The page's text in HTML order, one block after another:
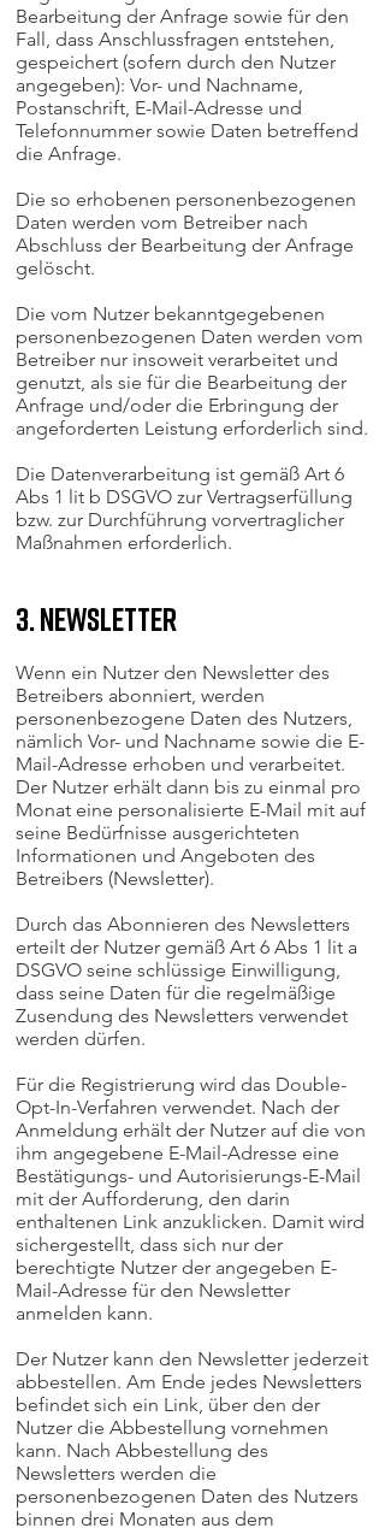
Bearbeitung der Anfrage sowie für den
Fall, dass Anschlussfragen entstehen,
gespeichert (sofern durch den Nutzer
angegeben): Vor- und Nachname,
Postanschrift, E-Mail-Adresse und
Telefonnummer sowie Daten betreffend
die Anfrage.
Die so erhobenen personenbezogenen
Daten werden vom Betreiber nach
Abschluss der Bearbeitung der Anfrage
gelöscht.
Die vom Nutzer bekanntgegebenen
personenbezogenen Daten werden vom
Betreiber nur insoweit verarbeitet und
genutzt, als sie für die Bearbeitung der
Anfrage und/oder die Erbringung der
angeforderten Leistung erforderlich sind.
Die Datenverarbeitung ist gemäß Art 6
Abs 1 lit b DSGVO zur Vertragserfüllung
bzw. zur Durchführung vorvertraglicher
Maßnahmen erforderlich.
3. Newsletter
Wenn ein Nutzer den Newsletter des
Betreibers abonniert, werden
personenbezogene Daten des Nutzers,
nämlich Vor- und Nachname sowie die E-
Mail-Adresse erhoben und verarbeitet.
Der Nutzer erhält dann bis zu einmal pro
Monat eine personalisierte E-Mail mit auf
seine Bedürfnisse ausgerichteten
Informationen und Angeboten des
Betreibers (Newsletter).
Durch das Abonnieren des Newsletters
erteilt der Nutzer gemäß Art 6 Abs 1 lit a
DSGVO seine schlüssige Einwilligung,
dass seine Daten für die regelmäßige
Zusendung des Newsletters verwendet
werden dürfen.
Für die Registrierung wird das Double-
Opt-In-Verfahren verwendet. Nach der
Anmeldung erhält der Nutzer auf die von
ihm angegebene E-Mail-Adresse eine
Bestätigungs- und Autorisierungs-E-Mail
mit der Aufforderung, den darin
enthaltenen Link anzuklicken. Damit wird
sichergestellt, dass sich nur der
berechtigte Nutzer der angegeben E-
Mail-Adresse für den Newsletter
anmelden kann.
Der Nutzer kann den Newsletter jederzeit
abbestellen. Am Ende jedes Newsletters
befindet sich ein Link, über den der
Nutzer die Abbestellung vornehmen
kann. Nach Abbestellung des
Newsletters werden die
personenbezogenen Daten des Nutzers
binnen drei Monaten aus dem